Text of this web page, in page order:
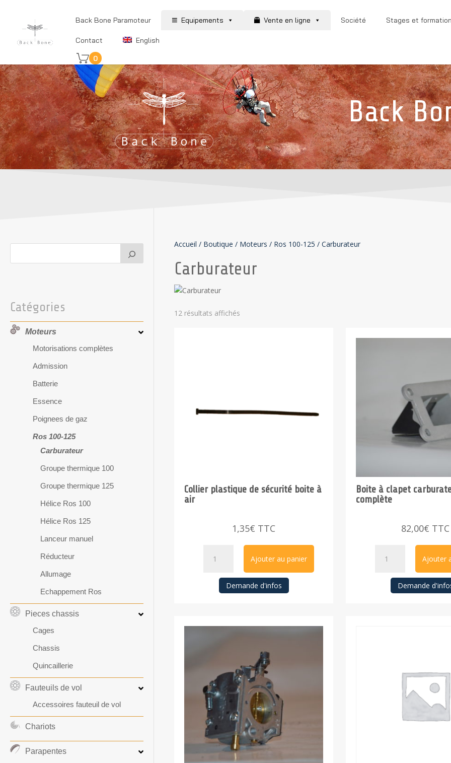
Back Bone Paramoteur Equipements Vente en ligne Société Stages et
Contact
English
0
Back
Catégories
Moteurs
Motorisations complètes
Admission
Batterie
Essence
Poignees de gaz
Ros 100-125
Carburateur
Groupe thermique 100
Groupe thermique 125
Hélice Ros 100
Hélice Ros 125
Lanceur manuel
Réducteur
Allumage
Echappement Ros
Pieces chassis
Cages
Chassis
Quincaillerie
Fauteuils de vol
Accessoires fauteuil de vol
Chariots
Parapentes
Accueil / Boutique / Moteurs / Ros 100-125 /Carburateur
Carburateur
12 résultats affichés
Collier plastique de sécurité boite à
air
1,35€ TTC
Collier
plastique
boite
Ajouter au panier
Demande d'infos
Boite à clapet
complète
82,00€ TTC
Boite
Ajouter
Demande